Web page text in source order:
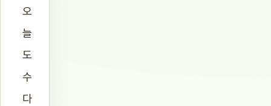
오
늘
도
수
다